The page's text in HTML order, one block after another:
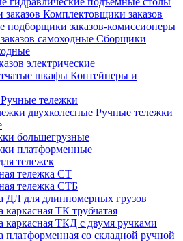
Комплектовщики заказов
подборщики заказов-комиссионеры
Сборщики
электрические
Контейнеры и
Ручные тележки
Ручные тележки
большегрузные
платформенные
тележек
тележка СТ
тележка СТБ
ДЛ для длинномерных грузов
каркасная ТК трубчатая
каркасная ТКД с двумя ручками
платформенная со складной ручной